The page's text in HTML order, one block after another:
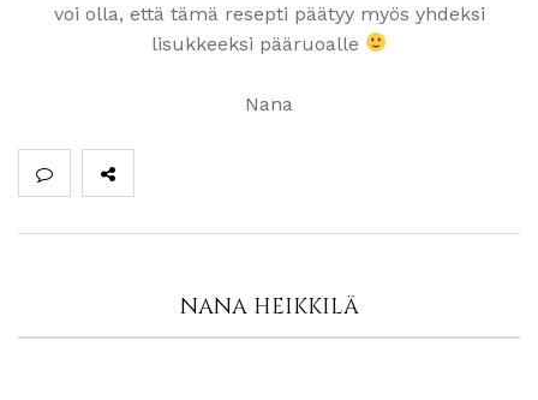
voi olla, että tämä resepti päätyy myös yhdeksi
lisukkeeksi pääruoalle
Nana
NANA HEIKKILÄ